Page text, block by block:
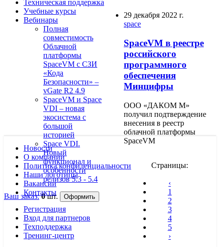
Техническая поддержка
Учебные курсы
Вебинары
Полная
совместимость
Облачной
платформы
SpaceVM с СЗИ
«Кода
Безопасности» –
vGate R2 4.9
SpaceVM и Space
VDI – новая
экосистема с
большой
историей
Space VDI.
Новый
функционал и
особенности
релизов 5.3 - 5.4
Ваш заказ: 0шт.
29 декабря 2022 г.
space
SpaceVM в реестре
российского
программного
обеспечения
Минцифры
ООО «ДАКОМ М»
получил подтверждение
внесения в реестр
облачной платформы
SpaceVM
Страницы:
‹
1
2
3
4
5
›
Новости
О компании
Политика конфиденциальности
Наши логотипы
Вакансии
Контакты
Регистрация
Вход для партнеров
Техподдержка
Тренинг-центр